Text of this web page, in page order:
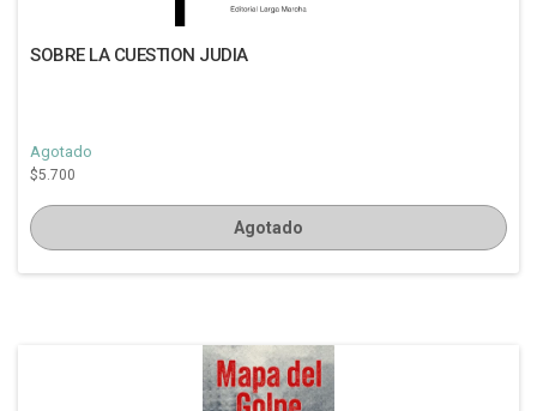
SOBRE LA CUESTION JUDIA
Agotado
$5.700
Agotado